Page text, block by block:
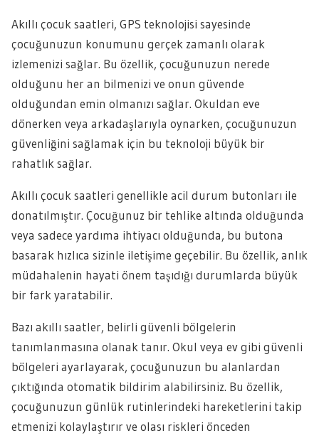
Akıllı çocuk saatleri, GPS teknolojisi sayesinde
çocuğunuzun konumunu gerçek zamanlı olarak
izlemenizi sağlar. Bu özellik, çocuğunuzun nerede
olduğunu her an bilmenizi ve onun güvende
olduğundan emin olmanızı sağlar. Okuldan eve
dönerken veya arkadaşlarıyla oynarken, çocuğunuzun
güvenliğini sağlamak için bu teknoloji büyük bir
rahatlık sağlar.
Akıllı çocuk saatleri genellikle acil durum butonları ile
donatılmıştır. Çocuğunuz bir tehlike altında olduğunda
veya sadece yardıma ihtiyacı olduğunda, bu butona
basarak hızlıca sizinle iletişime geçebilir. Bu özellik, anlık
müdahalenin hayati önem taşıdığı durumlarda büyük
bir fark yaratabilir.
Bazı akıllı saatler, belirli güvenli bölgelerin
tanımlanmasına olanak tanır. Okul veya ev gibi güvenli
bölgeleri ayarlayarak, çocuğunuzun bu alanlardan
çıktığında otomatik bildirim alabilirsiniz. Bu özellik,
çocuğunuzun günlük rutinlerindeki hareketlerini takip
etmenizi kolaylaştırır ve olası riskleri önceden